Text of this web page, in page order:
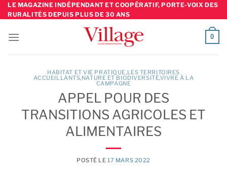
Skip
to
LE MAGAZINE INDÉPENDANT ET COOPÉRATIF, PORTE-VOIX DES
RURALITÉS DEPUIS PLUS DE 30 ANS
0
HABITAT ET VIE PRATIQUE,LES TERRITOIRES
ACCUEILLANTS,NATURE ET BIODIVERSITÉ,VIVRE À LA
CAMPAGNE
APPEL POUR DES
TRANSITIONS AGRICOLES ET
ALIMENTAIRES
POSTÉ LE17 MARS 2022